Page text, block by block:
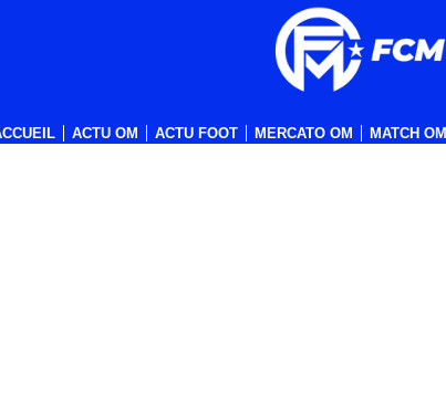
ACTU OM ACTU FOOT MERCATO OM MATCH OM